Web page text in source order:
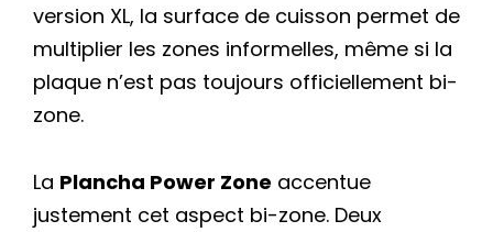
version XL, la surface de cuisson permet de
multiplier les zones informelles, même si la
plaque n’est pas toujours officiellement bi-
zone.
La Plancha Power Zone accentue
justement cet aspect bi-zone. Deux